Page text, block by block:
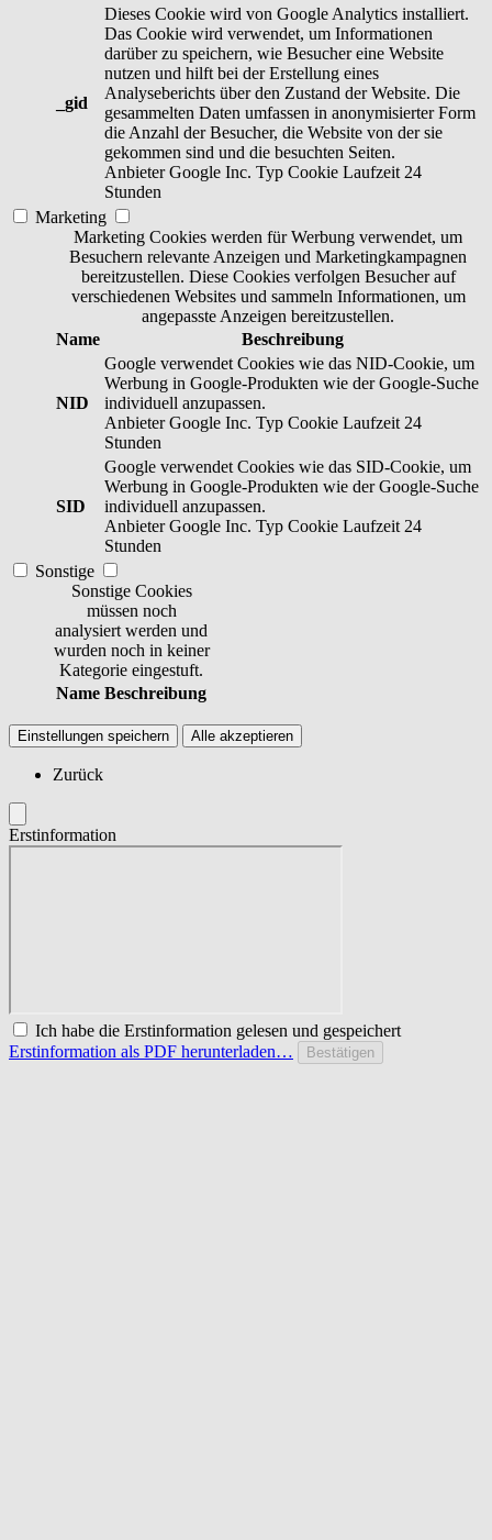
_gid
Dieses Cookie wird von Google Analytics installiert.
Das Cookie wird verwendet, um Informationen
darüber zu speichern, wie Besucher eine Website
nutzen und hilft bei der Erstellung eines
Analyseberichts über den Zustand der Website. Die
gesammelten Daten umfassen in anonymisierter Form
die Anzahl der Besucher, die Website von der sie
gekommen sind und die besuchten Seiten.
Anbieter Google Inc. Typ Cookie Laufzeit 24
Stunden
Marketing
Marketing Cookies werden für Werbung verwendet, um
Besuchern relevante Anzeigen und Marketingkampagnen
bereitzustellen. Diese Cookies verfolgen Besucher auf
verschiedenen Websites und sammeln Informationen, um
angepasste Anzeigen bereitzustellen.
Name
Beschreibung
NID
Google verwendet Cookies wie das NID-Cookie, um
Werbung in Google-Produkten wie der Google-Suche
individuell anzupassen.
Anbieter Google Inc. Typ Cookie Laufzeit 24
Stunden
SID
Google verwendet Cookies wie das SID-Cookie, um
Werbung in Google-Produkten wie der Google-Suche
individuell anzupassen.
Anbieter Google Inc. Typ Cookie Laufzeit 24
Stunden
Sonstige
Sonstige Cookies
müssen noch
analysiert werden und
wurden noch in keiner
Kategorie eingestuft.
Name Beschreibung
Einstellungen speichern Alle akzeptieren
Zurück
Erstinformation
Ich habe die Erstinformation gelesen und gespeichert
Erstinformation als PDF herunterladen…
Bestätigen